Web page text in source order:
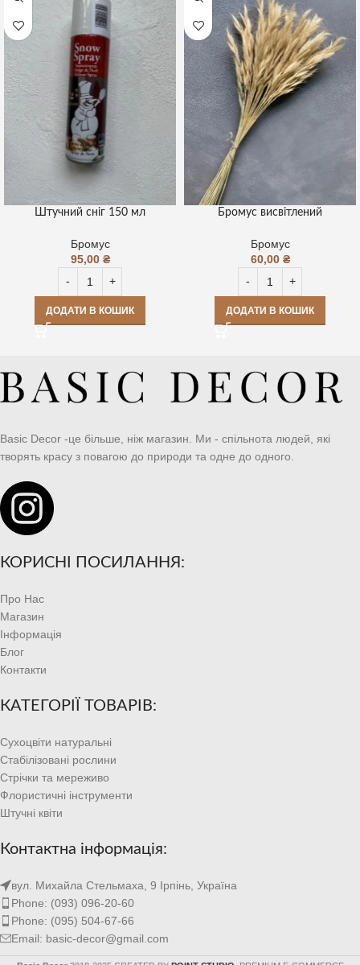
Штучний сніг 150 мл
Бромус
95,00 ₴
ДОДАТИ В КОШИК
Бромус висвітлений
Бромус
60,00 ₴
ДОДАТИ В КОШИК
Basic Decor -це більше, ніж магазин. Ми - спільнота людей, які
творять красу з повагою до природи та одне до одного.
КОРИСНІ ПОСИЛАННЯ:
Про Нас
Магазин
Інформація
Блог
Контакти
КАТЕГОРІЇ ТОВАРІВ:
Сухоцвіти натуральні
Стабілізовані рослини
Стрічки та мереживо
Флористичні інструменти
Штучні квіти
Контактна інформація:
вул. Михайла Стельмаха, 9 Ірпінь, Україна
Phone: (093) 096-20-60
Phone: (095) 504-67-66
Email: basic-decor@gmail.com